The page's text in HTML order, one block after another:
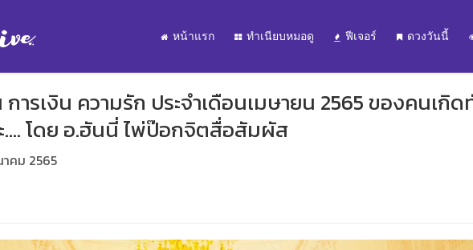
หน้าแรก ทำเนียบหมอดู ฟีเจอร์ ดวงวันนี้
ารเงิน ความรัก ประจำเดือนเมษายน 2565 ของคนเกิด
.... โดย อ.ฮันนี่ ไพ่ป๊อกจิตสื่อสัมผัส
คม 2565